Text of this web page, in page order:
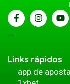
...
Links rápidos
app de